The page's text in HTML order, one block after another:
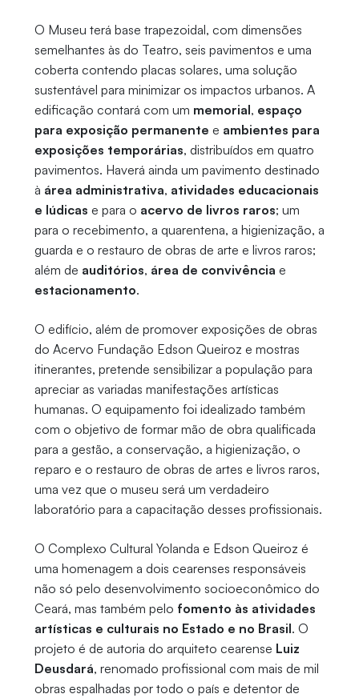
O Museu terá base trapezoidal, com dimensões
semelhantes às do Teatro, seis pavimentos e uma
coberta contendo placas solares, uma solução
sustentável para minimizar os impactos urbanos. A
edificação contará com um memorial, espaço
para exposição permanente e ambientes para
exposições temporárias, distribuídos em quatro
pavimentos. Haverá ainda um pavimento destinado
à área administrativa, atividades educacionais
e lúdicas e para o acervo de livros raros; um
para o recebimento, a quarentena, a higienização, a
guarda e o restauro de obras de arte e livros raros;
além de auditórios, área de convivência e
estacionamento.
O edifício, além de promover exposições de obras
do Acervo Fundação Edson Queiroz e mostras
itinerantes, pretende sensibilizar a população para
apreciar as variadas manifestações artísticas
humanas. O equipamento foi idealizado também
com o objetivo de formar mão de obra qualificada
para a gestão, a conservação, a higienização, o
reparo e o restauro de obras de artes e livros raros,
uma vez que o museu será um verdadeiro
laboratório para a capacitação desses profissionais.
O Complexo Cultural Yolanda e Edson Queiroz é
uma homenagem a dois cearenses responsáveis
não só pelo desenvolvimento socioeconômico do
Ceará, mas também pelo fomento às atividades
artísticas e culturais no Estado e no Brasil. O
projeto é de autoria do arquiteto cearense Luiz
Deusdará, renomado profissional com mais de mil
obras espalhadas por todo o país e detentor de